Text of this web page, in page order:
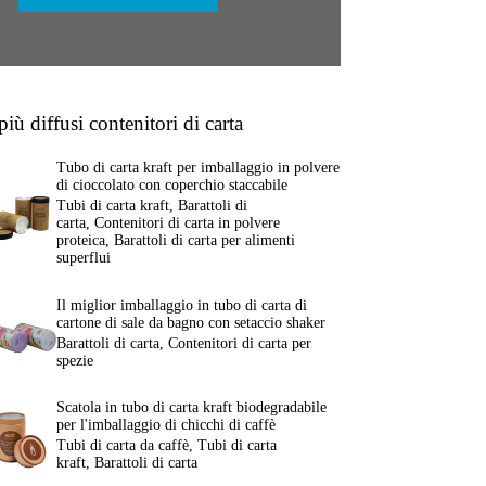
diffusi contenitori di carta
Tubo di carta kraft per imballaggio in polvere
di cioccolato con coperchio staccabile
Tubi di carta kraft,Barattoli di
carta,Contenitori di carta in polvere
proteica,Barattoli di carta per alimenti
superflui
Il miglior imballaggio in tubo di carta di
cartone di sale da bagno con setaccio shaker
Barattoli di carta ,Contenitori di carta per
spezie
Scatola in tubo di carta kraft biodegradabile
per l'imballaggio di chicchi di caffè
Tubi di carta da caffè ,Tubi di carta
kraft ,Barattoli di carta